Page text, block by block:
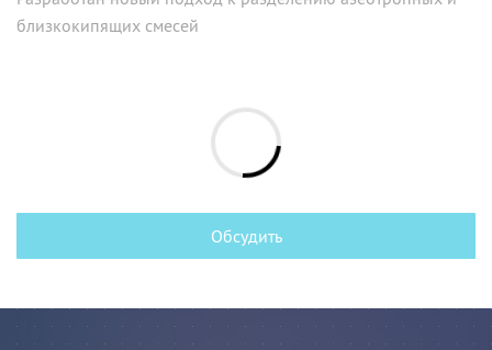
близкокипящих смесей
Обсудить